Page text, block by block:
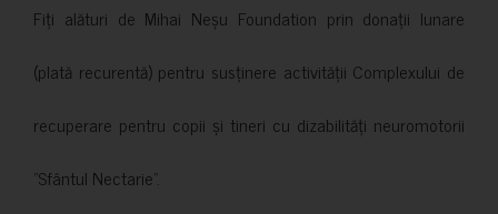
Fiți alături de Mihai Neșu Foundation prin donații lunare
(plată recurentă) pentru susținere activității Complexului de
recuperare pentru copii și tineri cu dizabilități neuromotorii
”Sfântul Nectarie”.